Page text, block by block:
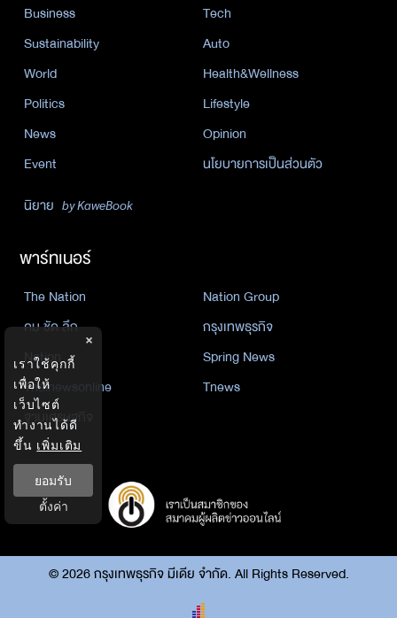
Business
Tech
Sustainability
Auto
World
Health&Wellness
Politics
Lifestyle
News
Opinion
Event
นโยบายการเป็นส่วนตัว
นิยาย by KaweBook
พาร์ทเนอร์
The Nation
Nation Group
คม ชัด ลึก
กรุงเทพธุรกิจ
Nation
Spring News
Thainewsonline
Tnews
ฐานเศรษฐกิจ
©2026กรุงเทพธุรกิจ มีเดีย จำกัด. All Rights Reserved.
×
เราใช้คุกกี้
เพื่อให้
เว็บไซต์
ทำงานได้ดี
ขึ้น เพิ่มเติม
ยอมรับ
ตั้งค่า